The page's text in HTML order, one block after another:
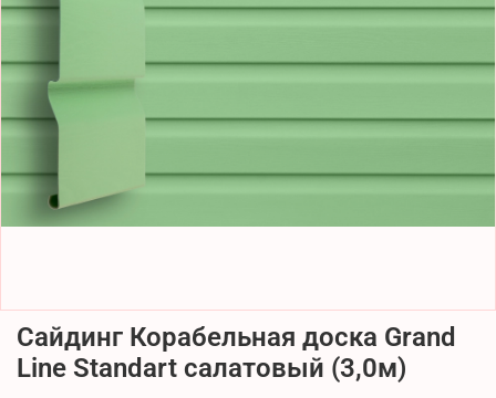
Сайдинг Корабельная доска Grand
Line Standart салатовый (3,0м)